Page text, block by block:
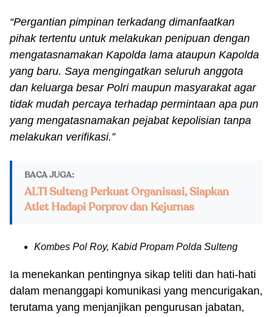
“Pergantian pimpinan terkadang dimanfaatkan
pihak tertentu untuk melakukan penipuan dengan
mengatasnamakan Kapolda lama ataupun Kapolda
yang baru. Saya mengingatkan seluruh anggota
dan keluarga besar Polri maupun masyarakat agar
tidak mudah percaya terhadap permintaan apa pun
yang mengatasnamakan pejabat kepolisian tanpa
melakukan verifikasi.”
BACA JUGA:
ALTI Sulteng Perkuat Organisasi, Siapkan
Atlet Hadapi Porprov dan Kejurnas
Kombes Pol Roy, Kabid Propam Polda Sulteng
Ia menekankan pentingnya sikap teliti dan hati-hati
dalam menanggapi komunikasi yang mencurigakan,
terutama yang menjanjikan pengurusan jabatan,